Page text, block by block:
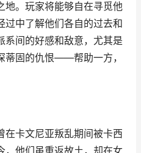
地。玩家将能够自在寻觅他
过中了解他们各自的过去和
系间的好感和敌意，尤其是
蒂固的仇恨——帮助一方，
在卡文尼亚叛乱期间被卡西